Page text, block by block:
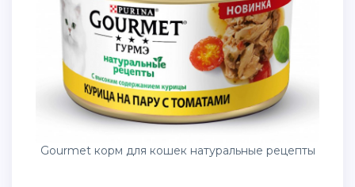
Gourmet корм для кошек натуральные рецепты